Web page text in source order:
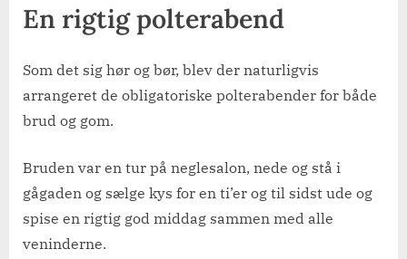
En rigtig polterabend
Som det sig hør og bør, blev der naturligvis
arrangeret de obligatoriske polterabender for både
brud og gom.
Bruden var en tur på neglesalon, nede og stå i
gågaden og sælge kys for en ti’er og til sidst ude og
spise en rigtig god middag sammen med alle
veninderne.